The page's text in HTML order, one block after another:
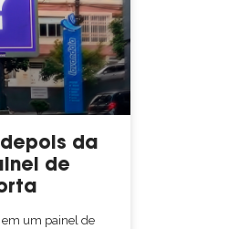
da
de
um painel de